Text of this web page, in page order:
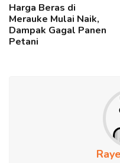
Harga Beras di
Merauke Mulai Naik,
Dampak Gagal Panen
Petani